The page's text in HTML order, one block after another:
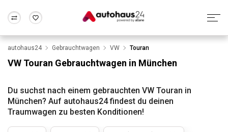
Wir bewerten dein Auto
Alle Fragen & Antworten
Rund um die Inzahlungnahme
Frankfurt Wuppertal
autohaus24 Gebrauchtwagen VW Touran
VW Touran Gebrauchtwagen in München
Du suchst nach einem gebrauchten VW Touran in
München? Auf autohaus24 findest du deinen
Traumwagen zu besten Konditionen!